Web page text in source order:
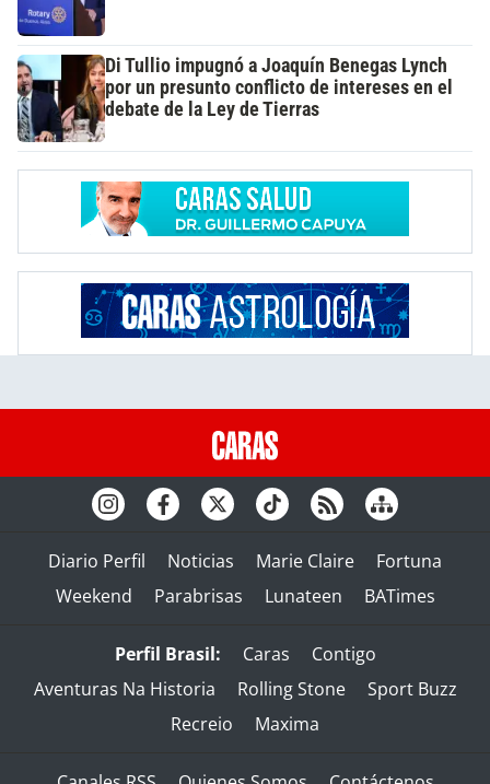
Di Tullio impugnó a Joaquín Benegas Lynch
por un presunto conflicto de intereses en el
debate de la Ley de Tierras
Diario Perfil Noticias Marie Claire
Fortuna
Weekend
Parabrisas Lunateen BATimes
Perfil Brasil: Caras
Contigo
Aventuras Na Historia
Rolling Stone
Sport Buzz
Recreio
Maxima